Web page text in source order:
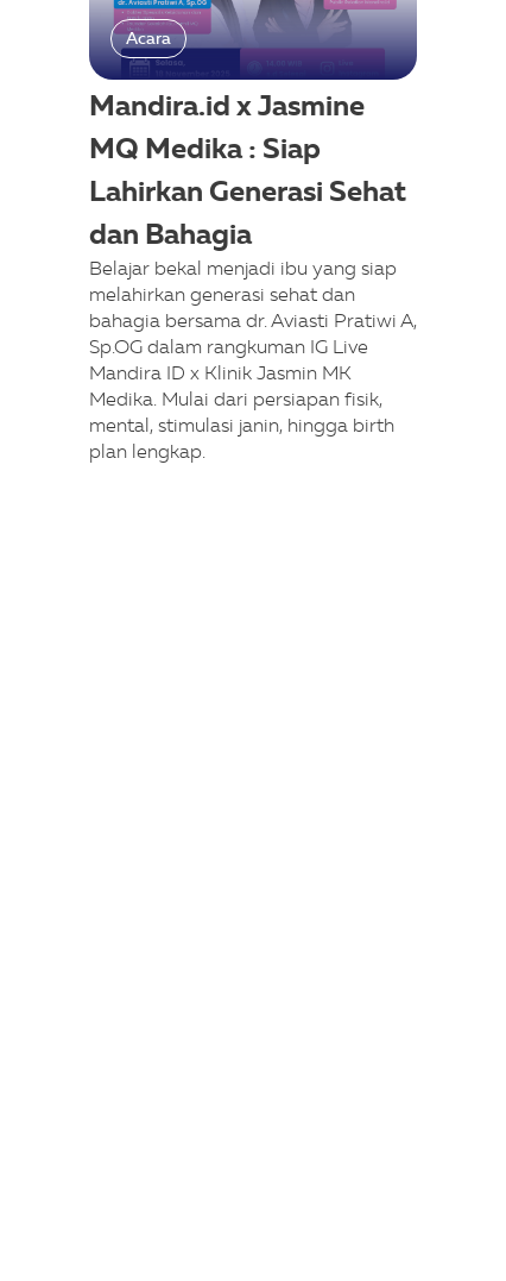
Acara
Mandira.id x Jasmine
MQ Medika : Siap
Lahirkan Generasi Sehat
dan Bahagia
Belajar bekal menjadi ibu yang siap
melahirkan generasi sehat dan
bahagia bersama dr. Aviasti Pratiwi A,
Sp.OG dalam rangkuman IG Live
Mandira ID x Klinik Jasmin MK
Medika. Mulai dari persiapan fisik,
mental, stimulasi janin, hingga birth
plan lengkap.